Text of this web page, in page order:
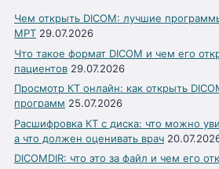
Чем открыть DICOM: лучшие
МРТ 29.07.2026
Что такое формат DICOM и чем его
пациентов 29.07.2026
Просмотр КТ онлайн: как открыть
программ 25.07.2026
Расшифровка КТ с диска: что можно
а что должен оценивать врач
DICOMDIR: что это за файл и чем его